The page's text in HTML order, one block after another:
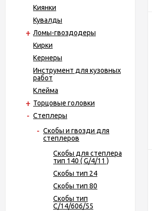
Киянки
Кувалды
Ломы-гвоздодеры
Кирки
Кернеры
Инструмент для кузовных
работ
Клейма
Торцовые головки
Степлеры
Скобы и гвозди для
степлеров
Скобы для степлера
тип 140 ( G/4/11 )
Скобы тип 24
Скобы тип 80
Скобы тип
С/14/606/55